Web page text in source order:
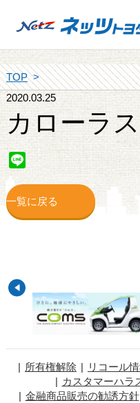
TOP
2020.03.25
カローラ
Line
一覧に戻る
所有権解除 リコール
カスタマーハラ
金融商品販売の勧誘方針